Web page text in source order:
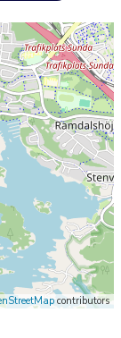
contributors